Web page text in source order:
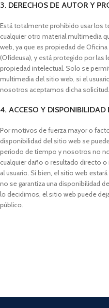
3. DERECHOS DE AUTOR Y
Está totalmente prohibido usar los
cualquier otro material multimedia
web, ya que es propiedad de
(Ofideusa), y está protegido por las
propiedad intelectual. Solo se
multimedia del sitio web, si el
nosotros aceptamos dicha solicitud.
4. ACCESO Y DISPONIBILIDAD
Por motivos de fuerza mayor o
disponibilidad del sitio web se
periodo de tiempo y nosotros no
cualquier daño o resultado directo
al usuario. Si bien, el sitio web
no se garantiza una disponibilidad
lo decidimos, el sitio web puede
público.